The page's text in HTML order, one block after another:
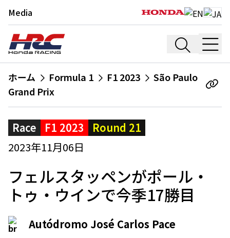
Media
ホーム Formula 1 F1 2023
São Paulo
Grand Prix
Race F1 2023
Round 21
2023年11月06日
フェルスタッペンがポール・
トゥ・ウインで今季17勝目
Autódromo José Carlos Pace